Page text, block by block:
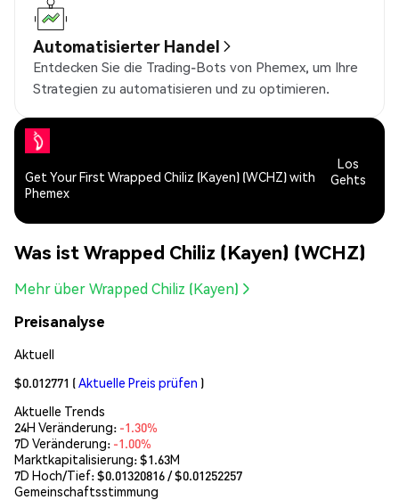
Automatisierter Handel
Entdecken Sie die Trading-Bots von Phemex, um Ihre
Strategien zu automatisieren und zu optimieren.
Get Your First Wrapped Chiliz (Kayen) (WCHZ) with
Phemex
Los
Gehts
Was ist Wrapped Chiliz (Kayen) (WCHZ)
Mehr über Wrapped Chiliz (Kayen)
Preisanalyse
Aktuell
$0.012771 (Aktuelle Preis prüfen )
Aktuelle Trends
24H Veränderung: -1.30%
7D Veränderung: -1.00%
Marktkapitalisierung:$1.63M
7D Hoch/Tief: $0.01320816/ $0.01252257
Gemeinschaftsstimmung